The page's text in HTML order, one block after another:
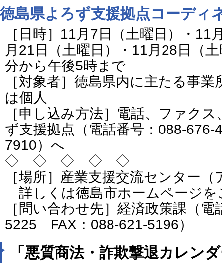
徳島県よろず支援拠点コーディ
［日時］11月7日（土曜日）・11
月21日（土曜日）・11月28日（
分から午後5時まで
［対象者］徳島県内に主たる事
は個人
［申し込み方法］電話、ファク
ず支援拠点（電話番号：088-
7910）へ
◇ ◇ ◇ ◇ ◇
［場所］産業支援交流センター
詳しくは徳島市ホームページを
［問い合わせ先］経済政策課（
5225 FAX：088-621-5196）
「悪質商法・詐欺撃退カレン